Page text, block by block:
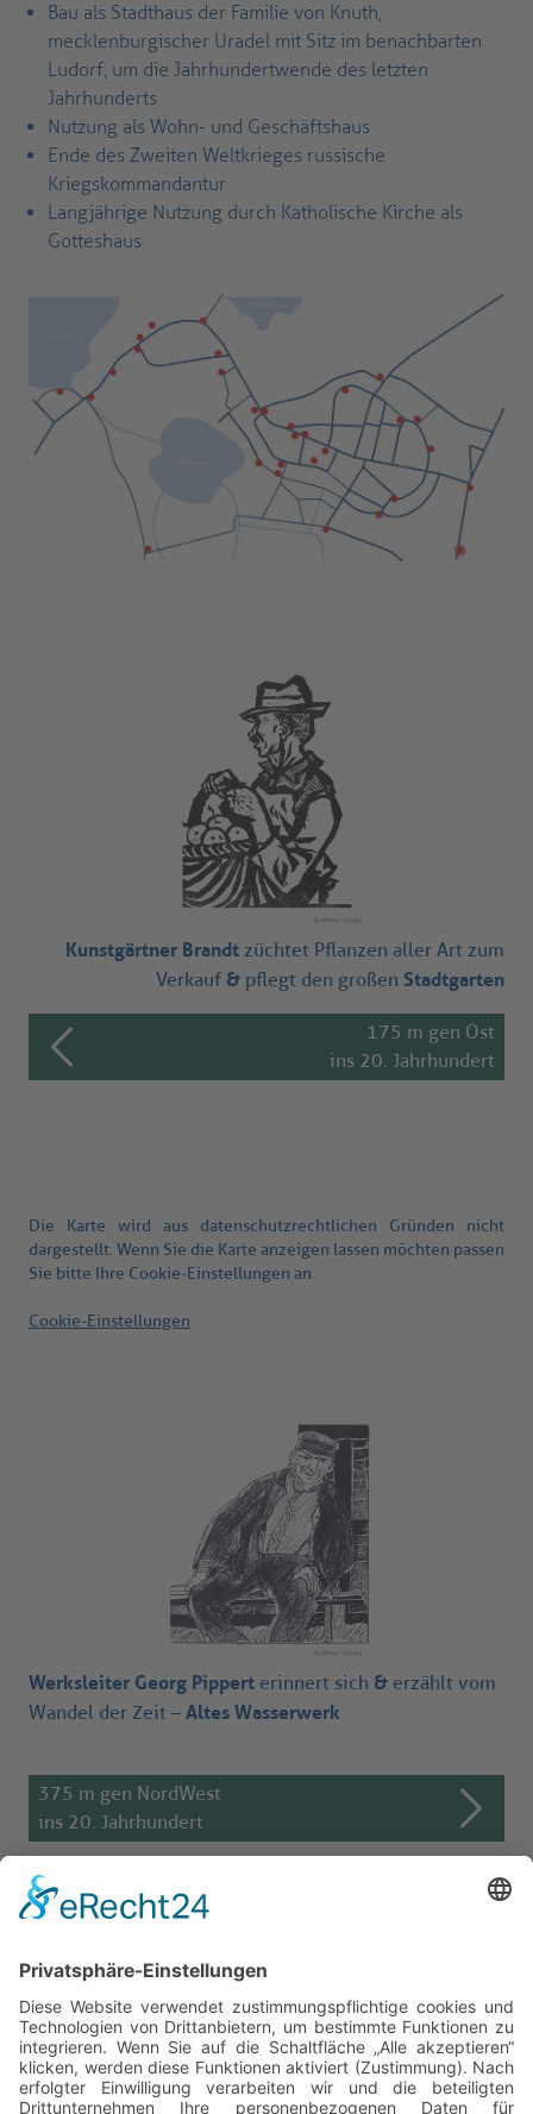
Bau als Stadthaus der Familie von Knuth,
mecklenburgischer Uradel mit Sitz im benachbarten
Ludorf, um die Jahrhundertwende des letzten
Jahrhunderts
Nutzung als Wohn- und Geschäftshaus
Ende des Zweiten Weltkrieges russische
Kriegskommandantur
Langjährige Nutzung durch Katholische Kirche als
Gotteshaus
Kunstgärtner Brandt züchtet Pflanzen aller Art zum
Verkauf & pflegt den großen Stadtgarten
175 m gen Ost
ins 20. Jahrhundert
Die Karte wird aus datenschutzrechtlichen Gründen nicht
dargestellt. Wenn Sie die Karte anzeigen lassen möchten passen
Sie bitte Ihre Cookie-Einstellungen an.
Cookie-Einstellungen
Werksleiter Georg Pippert erinnert sich & erzählt vom
Wandel der Zeit – Altes Wasserwerk
375 m gen NordWest
ins 20. Jahrhundert
Reise durch die Jahrhunderte